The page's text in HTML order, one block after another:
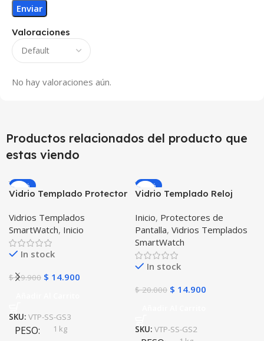
Valoraciones
No hay valoraciones aún.
Productos relacionados del producto que
estas viendo
-25%
Vidrio Templado Protector
Smartwatch Samsung
Gear S3 Frontier
Vidrios Templados
SmartWatch, Inicio
In stock
$19.900 $ 14.900
SKU: VTP-SS-GS3
PESO 1 kg
-26%
Vidrio Templado Reloj
S2
Inicio, Protectores de
Pantalla, Vidrios Templados
SmartWatch
In stock
$20.000 $ 14.900
SKU: VTP-SS-GS2